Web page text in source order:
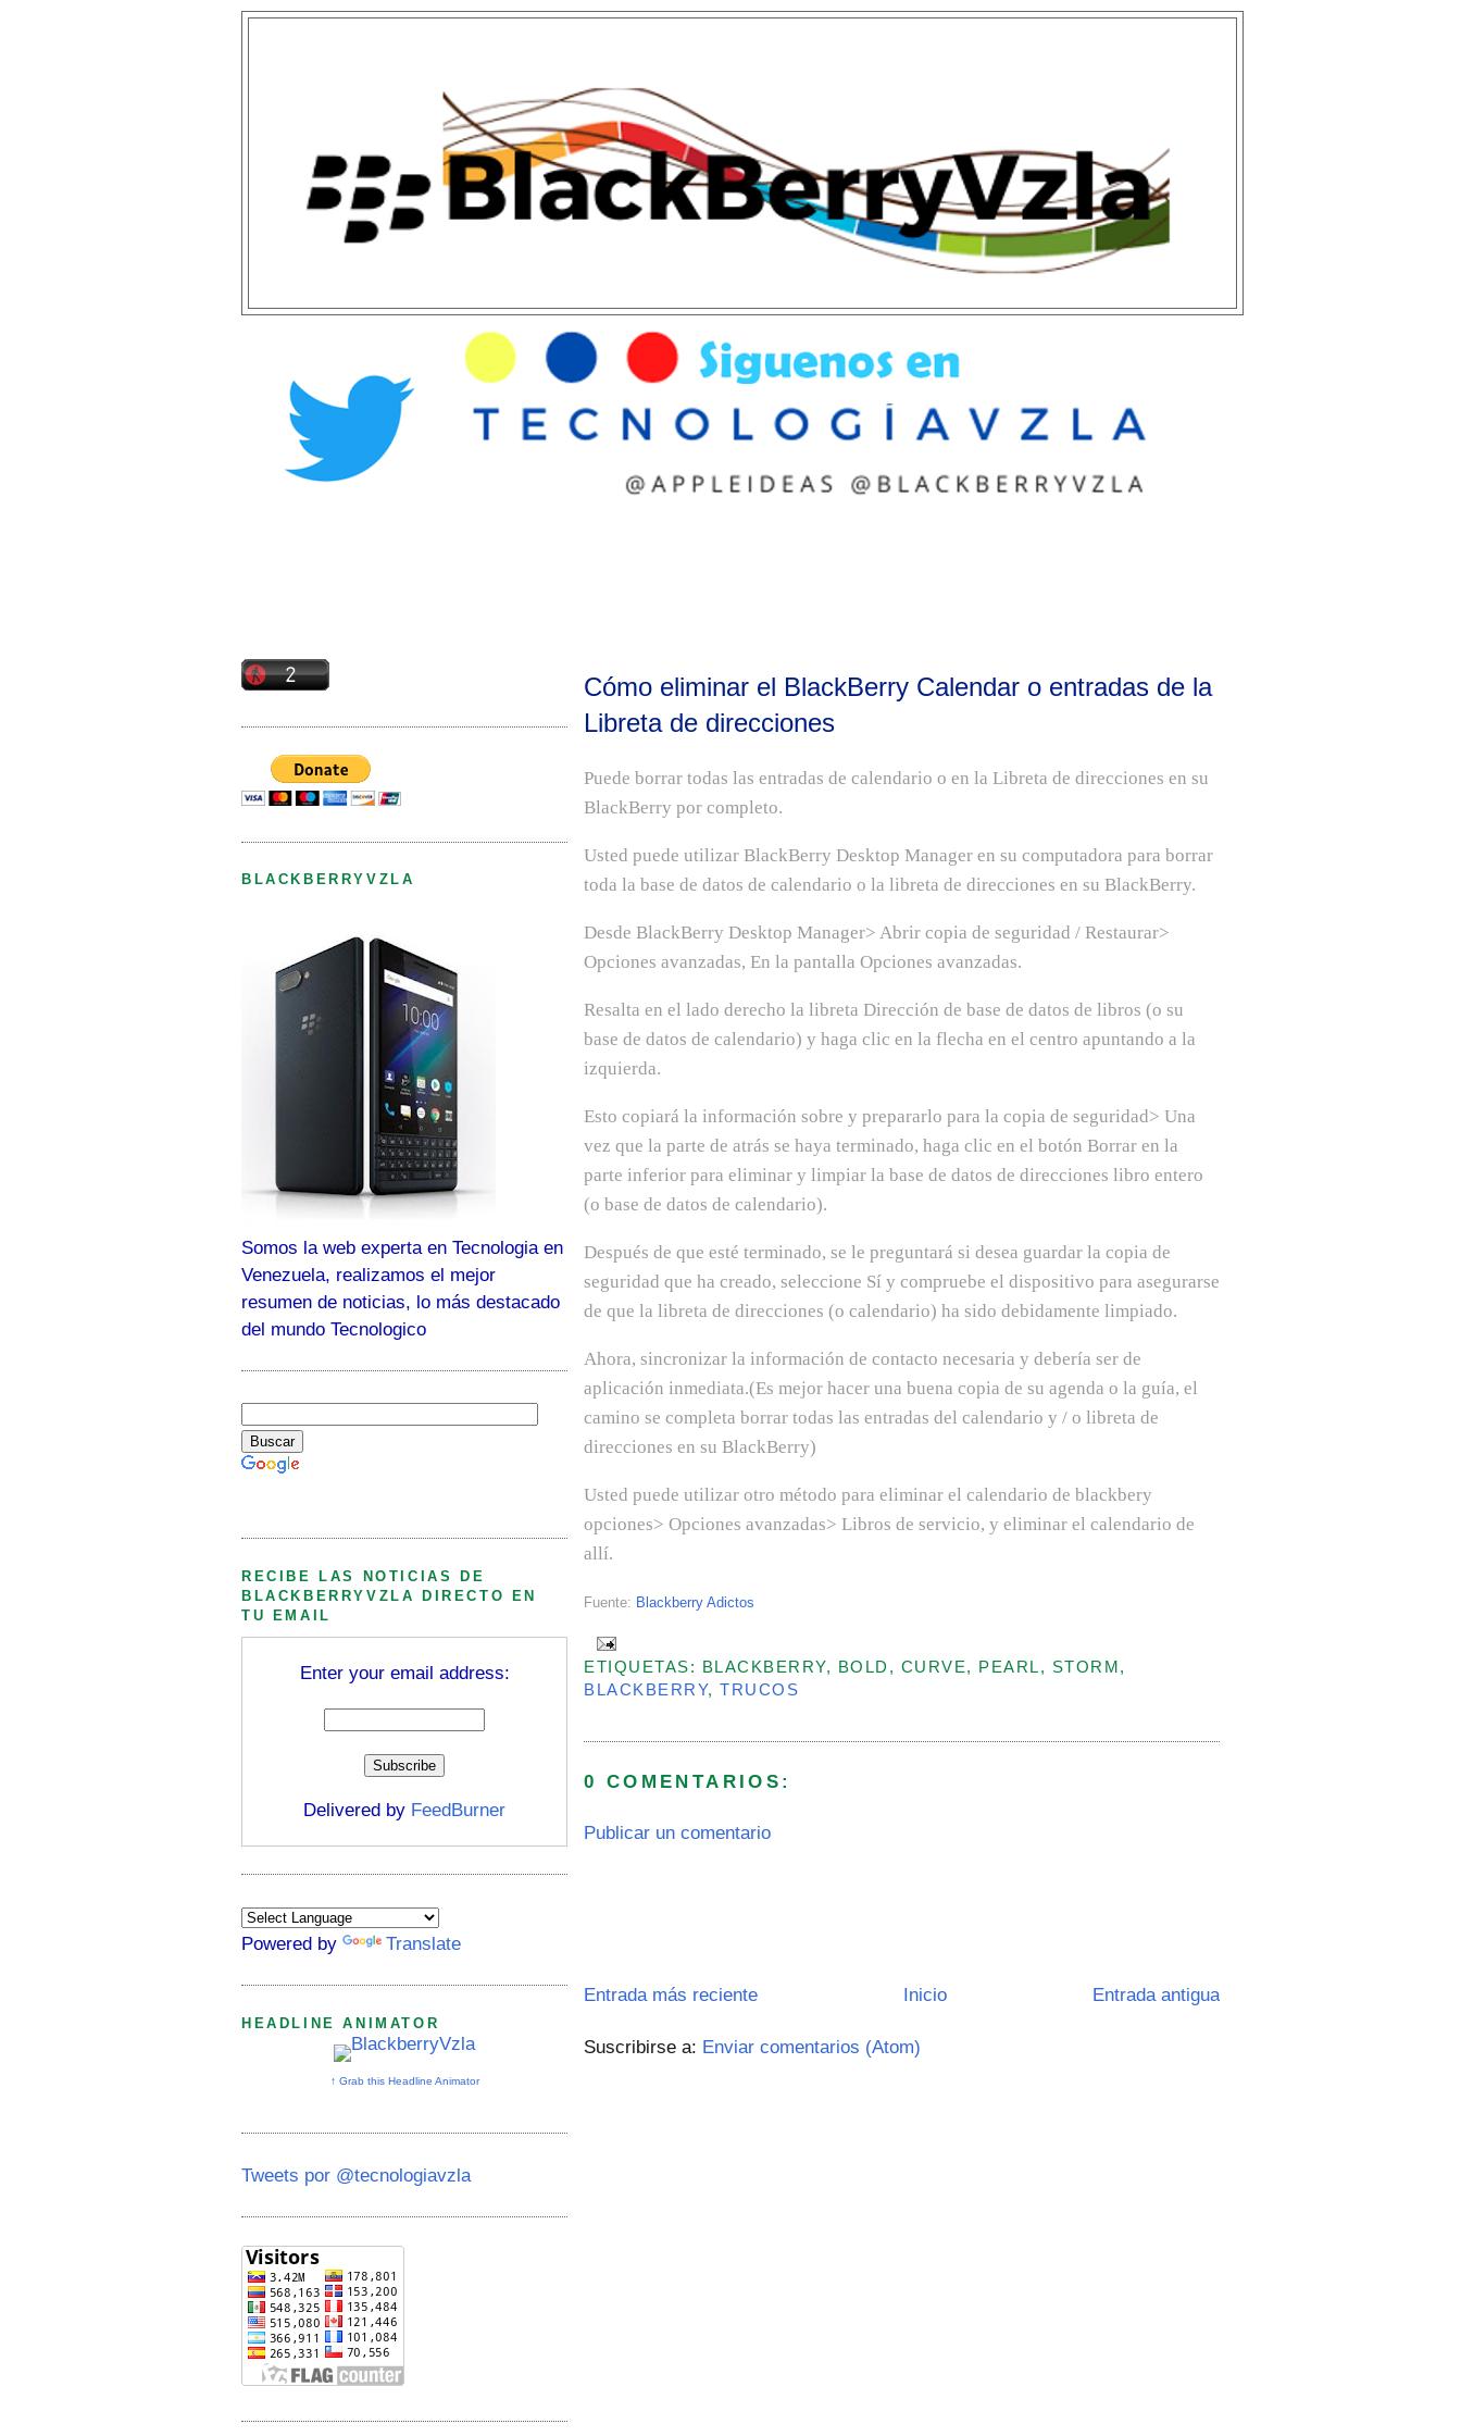
Cómo eliminar el BlackBerry Calendar o entradas de la
Libreta de direcciones
Puede borrar todas las entradas de calendario o en la Libreta de direcciones en su
BlackBerry por completo.
Usted puede utilizar BlackBerry Desktop Manager en su computadora para borrar
toda la base de datos de calendario o la libreta de direcciones en su BlackBerry.
Desde BlackBerry Desktop Manager> Abrir copia de seguridad / Restaurar>
Opciones avanzadas, En la pantalla Opciones avanzadas.
Resalta en el lado derecho la libreta Dirección de base de datos de libros (o su
base de datos de calendario) y haga clic en la flecha en el centro apuntando a la
izquierda.
Esto copiará la información sobre y prepararlo para la copia de seguridad> Una
vez que la parte de atrás se haya terminado, haga clic en el botón Borrar en la
parte inferior para eliminar y limpiar la base de datos de direcciones libro entero
(o base de datos de calendario).
Después de que esté terminado, se le preguntará si desea guardar la copia de
seguridad que ha creado, seleccione Sí y compruebe el dispositivo para asegurarse
de que la libreta de direcciones (o calendario) ha sido debidamente limpiado.
Ahora, sincronizar la información de contacto necesaria y debería ser de
aplicación inmediata.(Es mejor hacer una buena copia de su agenda o la guía, el
camino se completa borrar todas las entradas del calendario y / o libreta de
direcciones en su BlackBerry)
Usted puede utilizar otro método para eliminar el calendario de blackbery
opciones> Opciones avanzadas> Libros de servicio, y eliminar el calendario de
allí.
Fuente: Blackberry Adictos
ETIQUETAS: BLACKBERRY, BOLD, CURVE, PEARL, STORM,
BLACKBERRY, TRUCOS
0 COMENTARIOS:
Publicar un comentario
Entrada más reciente Entrada antigua
Inicio
Suscribirse a: Enviar comentarios (Atom)
BLACKBERRYVZLA
Somos la web experta en Tecnologia en
Venezuela, realizamos el mejor
resumen de noticias, lo más destacado
del mundo Tecnologico
RECIBE LAS NOTICIAS DE
BLACKBERRYVZLA DIRECTO EN
TU EMAIL
Enter your email address:
Delivered by FeedBurner
Powered by Translate
HEADLINE ANIMATOR
↑ Grab this Headline Animator
Tweets por @tecnologiavzla